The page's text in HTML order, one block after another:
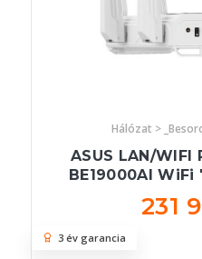
Hálózat >
ASUS LAN/WIFI
BE19000AI
231
3 év garancia